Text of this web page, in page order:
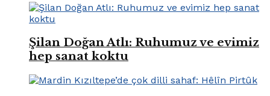
Şilan Doğan Atlı: Ruhumuz ve evimiz
hep sanat koktu